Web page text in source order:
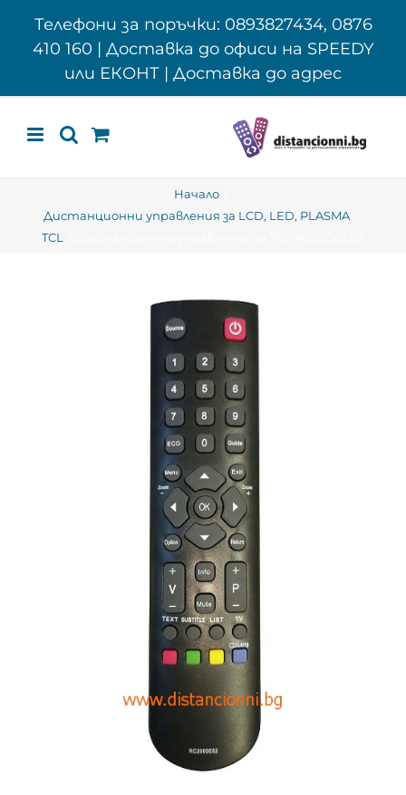
Телефони за поръчки: 0893827434, 0876
410 160 | Доставка до офиси на SPEEDY
или ЕКОНТ | Доставка до адрес
Начало
Дистанционни управления за LCD, LED, PLASMA
TCL